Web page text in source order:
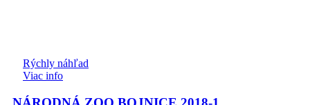
Rýchly náhľad
Viac info